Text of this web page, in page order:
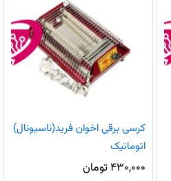
کرسی برقی اخوان فرید(ناسیونال)
اتوماتیک
۴۳۰,۰۰۰ تومان